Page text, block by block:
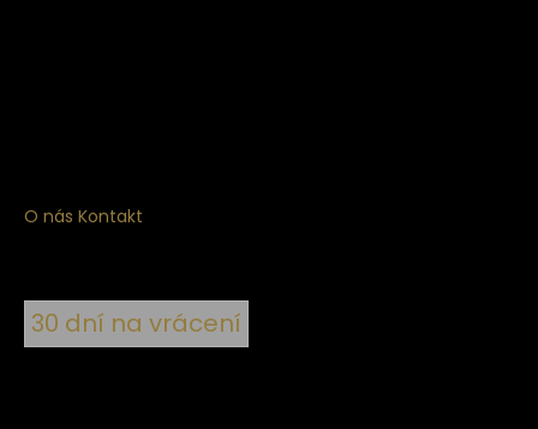
O nás Kontakt
30 dní na vrácení